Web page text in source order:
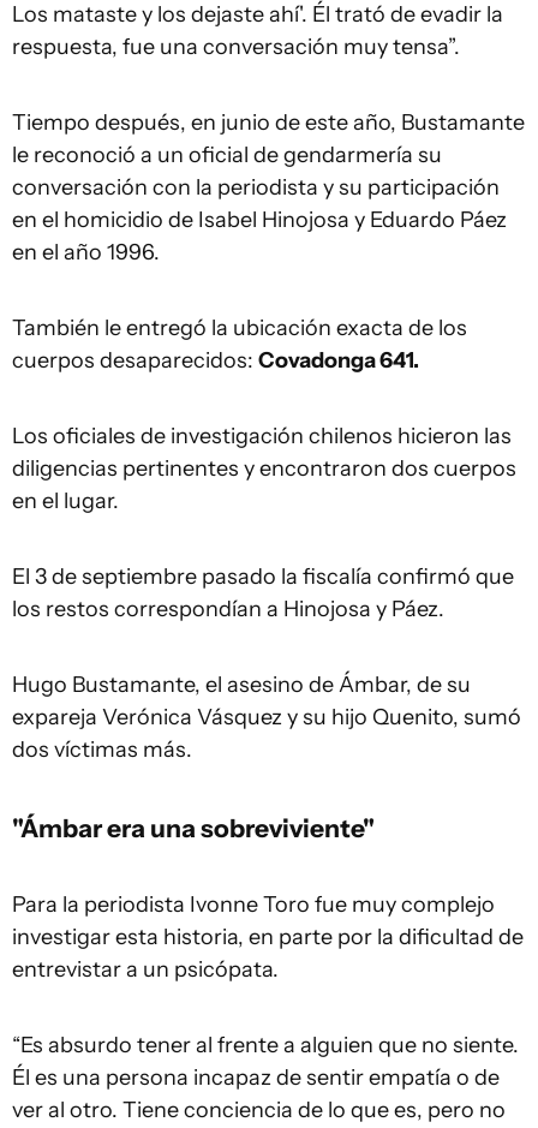
Los mataste y los dejaste ahí'. Él trató de evadir la
respuesta, fue una conversación muy tensa”.
Tiempo después, en junio de este año, Bustamante
le reconoció a un oficial de gendarmería su
conversación con la periodista y su participación
en el homicidio de Isabel Hinojosa y Eduardo Páez
en el año 1996.
También le entregó la ubicación exacta de los
cuerpos desaparecidos: Covadonga 641.
Los oficiales de investigación chilenos hicieron las
diligencias pertinentes y encontraron dos cuerpos
en el lugar.
El 3 de septiembre pasado la fiscalía confirmó que
los restos correspondían a Hinojosa y Páez.
Hugo Bustamante, el asesino de Ámbar, de su
expareja Verónica Vásquez y su hijo Quenito, sumó
dos víctimas más.
"Ámbar era una sobreviviente"
Para la periodista Ivonne Toro fue muy complejo
investigar esta historia, en parte por la dificultad de
entrevistar a un psicópata.
“Es absurdo tener al frente a alguien que no siente.
Él es una persona incapaz de sentir empatía o de
ver al otro. Tiene conciencia de lo que es, pero no